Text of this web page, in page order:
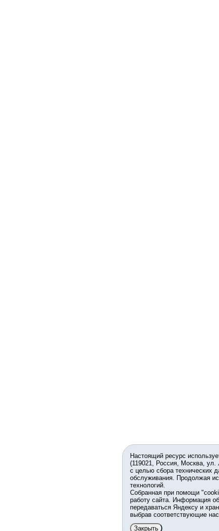
Настоящий ресурс
(119021, Россия, Москва,
с целью сбора технических
обслуживания. Продолжая
технологий.
Собранная при помощи
работу сайта. Информация
передаваться Яндексу и
выбрав соответствующие
Закрыть